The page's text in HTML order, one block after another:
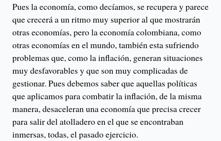
Pues la economía, como decíamos, se recupera y parece
que crecerá a un ritmo muy superior al que mostrarán
otras economías, pero la economía colombiana, como
otras economías en el mundo, también esta sufriendo
problemas que, como la inflación, generan situaciones
muy desfavorables y que son muy complicadas de
gestionar. Pues debemos saber que aquellas políticas
que aplicamos para combatir la inflación, de la misma
manera, desaceleran una economía que precisa crecer
para salir del atolladero en el que se encontraban
inmersas, todas, el pasado ejercicio.